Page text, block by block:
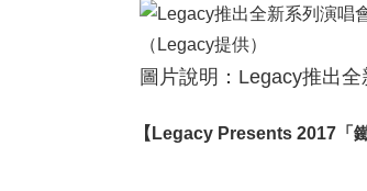
圖片說明：Legacy推出
【Legacy Presents 2017 「